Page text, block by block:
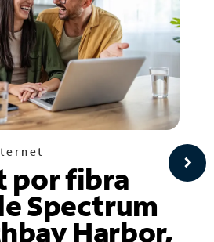
por fibra
Spectrum
Harbor,